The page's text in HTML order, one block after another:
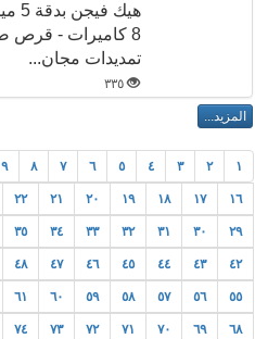
تمديدات مجان...
٣٣٥
١ ٢ ٣ ٤ ٥ ٦ ٧ ٨ ٩
١٦ ١٧ ١٨ ١٩ ٢٠ ٢١ ٢٢
٢٩ ٣٠ ٣١ ٣٢ ٣٣ ٣٤ ٣٥
٤٢ ٤٣ ٤٤ ٤٥ ٤٦ ٤٧ ٤٨
٥٥ ٥٦ ٥٧ ٥٨ ٥٩ ٦٠ ٦١
٦٨ ٦٩ ٧٠ ٧١ ٧٢ ٧٣ ٧٤